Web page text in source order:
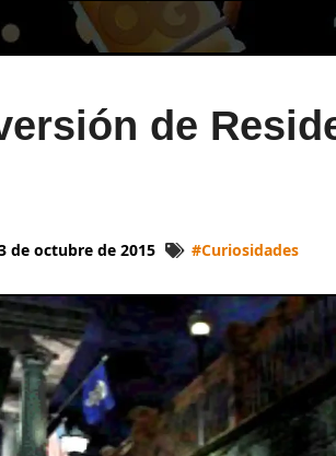
de
de octubre de 2015 #Curiosidades